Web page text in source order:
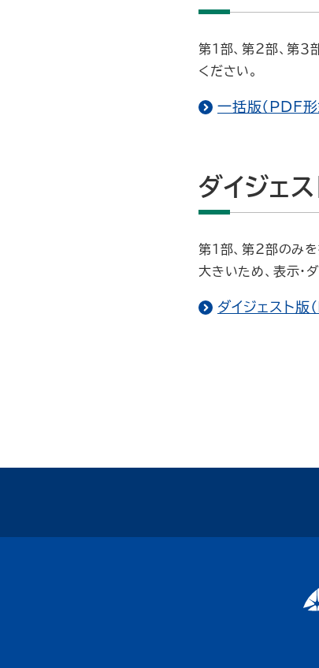
第１部、第２部、第
ください。
一括版（PDF
ダイジェ
第１部、第２部のみ
大きいため、表示・
ダイジェスト